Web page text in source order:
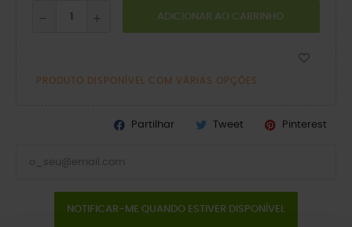
ADICIONAR AO CARRINHO
PRODUTO DISPONÍVEL COM VÁRIAS OPÇÕES
Partilhar Tweet Pinterest
NOTIFICAR-ME QUANDO ESTIVER DISPONÍVEL